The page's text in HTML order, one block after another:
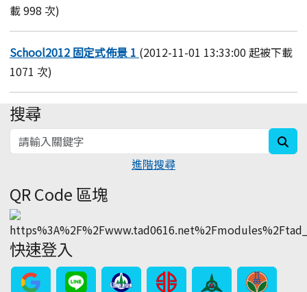
載 998 次)
School2012 固定式佈景 1 (2012-11-01 13:33:00 起被下載
1071 次)
:::
搜尋
進階搜尋
QR Code 區塊
快速登入